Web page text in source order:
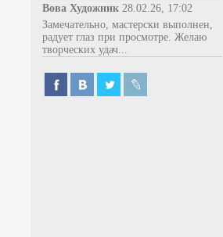
Вова Художник 28.02.26, 17:02
Замечательно, мастерски выполнен,
радует глаз при просмотре. Желаю
творческих удач...